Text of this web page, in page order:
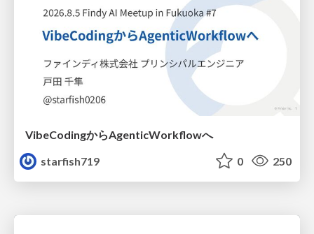
VibeCodingからAgenticWorkflowへ
starfish719
0 250